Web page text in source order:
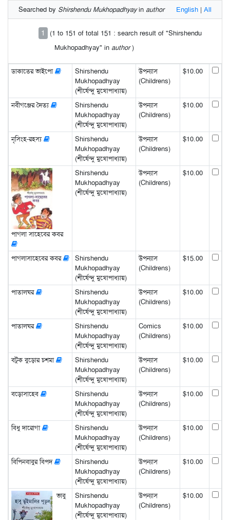
Searched by Shirshendu Mukhopadhyayin author English | All
1
(1 to 151 of total 151 : search result of "Shirshendu
Mukhopadhyay" in author)
ডাকাতের ভাইপো
Shirshendu
Mukhopadhyay
(শীর্ষেন্দু মুখোপাধ্যায়)
উপন্যাস
(Childrens)
$10.00
নবীগঞ্জের দৈত্য
Shirshendu
Mukhopadhyay
(শীর্ষেন্দু মুখোপাধ্যায়)
উপন্যাস
(Childrens)
$10.00
নৃসিংহ-রহস্য
Shirshendu
Mukhopadhyay
(শীর্ষেন্দু মুখোপাধ্যায়)
উপন্যাস
(Childrens)
$10.00
পাগলা সাহেবের কবর
Shirshendu
Mukhopadhyay
(শীর্ষেন্দু মুখোপাধ্যায়)
উপন্যাস
(Childrens)
$10.00
পাগলাসাহেবের কবর
Shirshendu
Mukhopadhyay
(শীর্ষেন্দু মুখোপাধ্যায়)
উপন্যাস
(Childrens)
$15.00
পাতালঘর
Shirshendu
Mukhopadhyay
(শীর্ষেন্দু মুখোপাধ্যায়)
উপন্যাস
(Childrens)
$10.00
পাতালঘর
Shirshendu
Mukhopadhyay
(শীর্ষেন্দু মুখোপাধ্যায়)
Comics
(Childrens)
$10.00
বটুক বুড়োর চশমা
Shirshendu
Mukhopadhyay
(শীর্ষেন্দু মুখোপাধ্যায়)
উপন্যাস
(Childrens)
$10.00
বড়োসাহেব
Shirshendu
Mukhopadhyay
(শীর্ষেন্দু মুখোপাধ্যায়)
উপন্যাস
(Childrens)
$10.00
বিধু দারোগা
Shirshendu
Mukhopadhyay
(শীর্ষেন্দু মুখোপাধ্যায়)
উপন্যাস
(Childrens)
$10.00
বিপিনবাবুর বিপদ
Shirshendu
Mukhopadhyay
(শীর্ষেন্দু মুখোপাধ্যায়)
উপন্যাস
(Childrens)
$10.00
ভাবু
Shirshendu
Mukhopadhyay
(শীর্ষেন্দু মুখোপাধ্যায়)
উপন্যাস
(Childrens)
$10.00